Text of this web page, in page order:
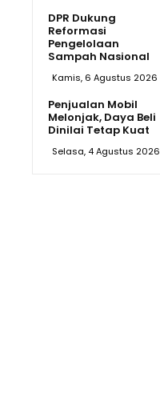
DPR Dukung
Reformasi
Pengelolaan
Sampah Nasional
Kamis, 6 Agustus 2026
Penjualan Mobil
Melonjak, Daya Beli
Dinilai Tetap Kuat
Selasa, 4 Agustus 2026